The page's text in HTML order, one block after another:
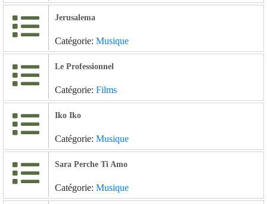
Jerusalema
Catégorie: Musique
Le Professionnel
Catégorie: Films
Iko Iko
Catégorie: Musique
Sara Perche Ti Amo
Catégorie: Musique